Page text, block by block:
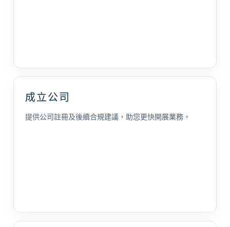
成立公司
提供公司註冊及後續合規建議，助您更快開展業務。